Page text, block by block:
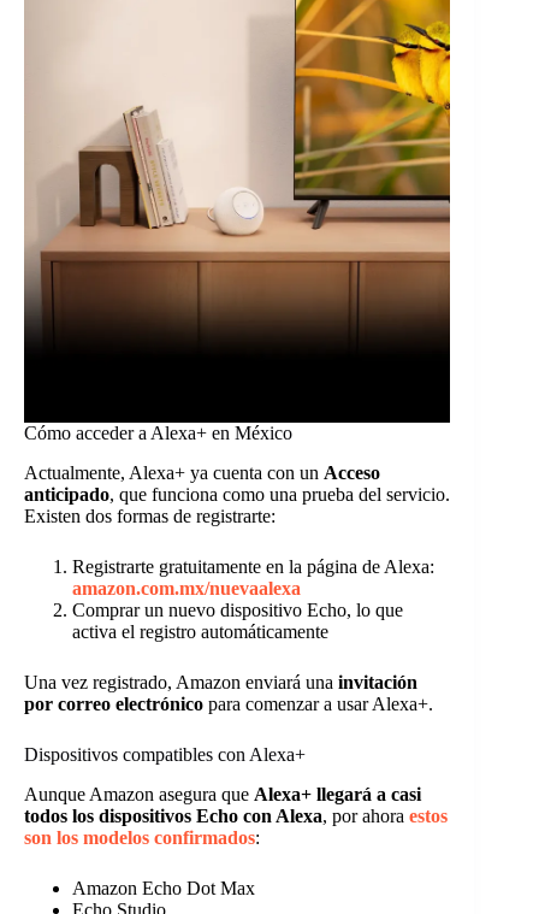
Cómo acceder a Alexa+ en México
Actualmente, Alexa+ ya cuenta con un Acceso
anticipado, que funciona como una prueba del servicio.
Existen dos formas de registrarte:
Registrarte gratuitamente en la página de Alexa:
amazon.com.mx/nuevaalexa
Comprar un nuevo dispositivo Echo, lo que
activa el registro automáticamente
Una vez registrado, Amazon enviará una invitación
por correo electrónico para comenzar a usar Alexa+.
Dispositivos compatibles con Alexa+
Aunque Amazon asegura que Alexa+ llegará a casi
todos los dispositivos Echo con Alexa, por ahora estos
son los modelos confirmados:
Amazon Echo Dot Max
Echo Studio